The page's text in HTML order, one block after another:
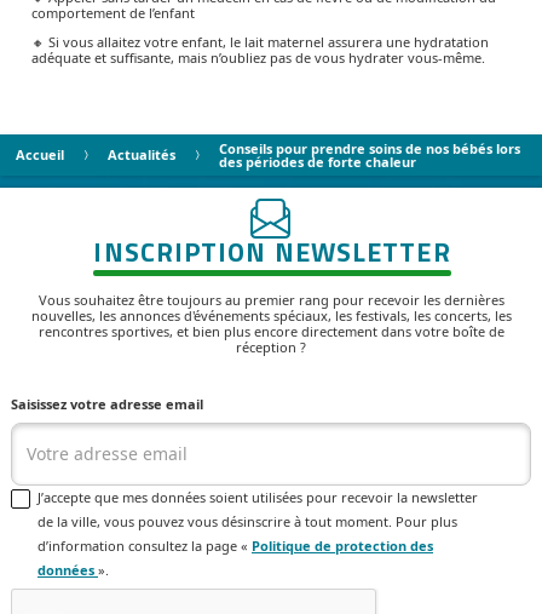
comportement de l’enfant
🔸 Si vous allaitez votre enfant, le lait maternel assurera une hydratation
adéquate et suffisante, mais n’oubliez pas de vous hydrater vous-même.
Accueil Actualités Conseils pour prendre soins de nos bébés lors
des périodes de forte chaleur
INSCRIPTION NEWSLETTER
Vous souhaitez être toujours au premier rang pour recevoir les dernières
nouvelles, les annonces d'événements spéciaux, les festivals, les concerts, les
rencontres sportives, et bien plus encore directement dans votre boîte de
réception ?
Saisissez votre adresse email
J’accepte que mes données soient utilisées pour recevoir la newsletter
de la ville, vous pouvez vous désinscrire à tout moment. Pour plus
d’information consultez la page « Politique de protection des
données ».